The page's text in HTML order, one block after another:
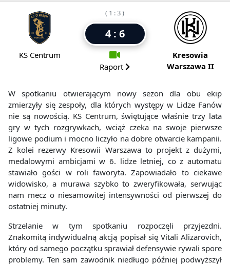
KS Centrum
( 1 : 3 )
4 : 6
Raport
Kresowia
Warszawa II
W spotkaniu otwierającym nowy sezon dla obu ekip
zmierzyły się zespoły, dla których występy w Lidze Fanów
nie są nowością. KS Centrum, świętujące właśnie trzy lata
gry w tych rozgrywkach, wciąż czeka na swoje pierwsze
ligowe podium i mocno liczyło na dobre otwarcie kampanii.
Z kolei rezerwy Kresowii Warszawa to projekt z dużymi,
medalowymi ambicjami w 6. lidze letniej, co z automatu
stawiało gości w roli faworyta. Zapowiadało to ciekawe
widowisko, a murawa szybko to zweryfikowała, serwując
nam mecz o niesamowitej intensywności od pierwszej do
ostatniej minuty.
Strzelanie w tym spotkaniu rozpoczęli przyjezdni.
Znakomitą indywidualną akcją popisał się Vitali Alizarovich,
który od samego początku sprawiał defensywie rywali spore
problemy. Ten sam zawodnik niedługo później podwyższył